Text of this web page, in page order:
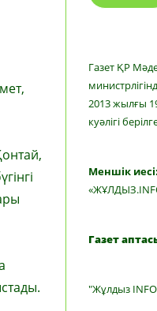
Газет ҚР
2013 жылғы
куәлігі
Меншік иесі:
Газет
"Жұлдыз